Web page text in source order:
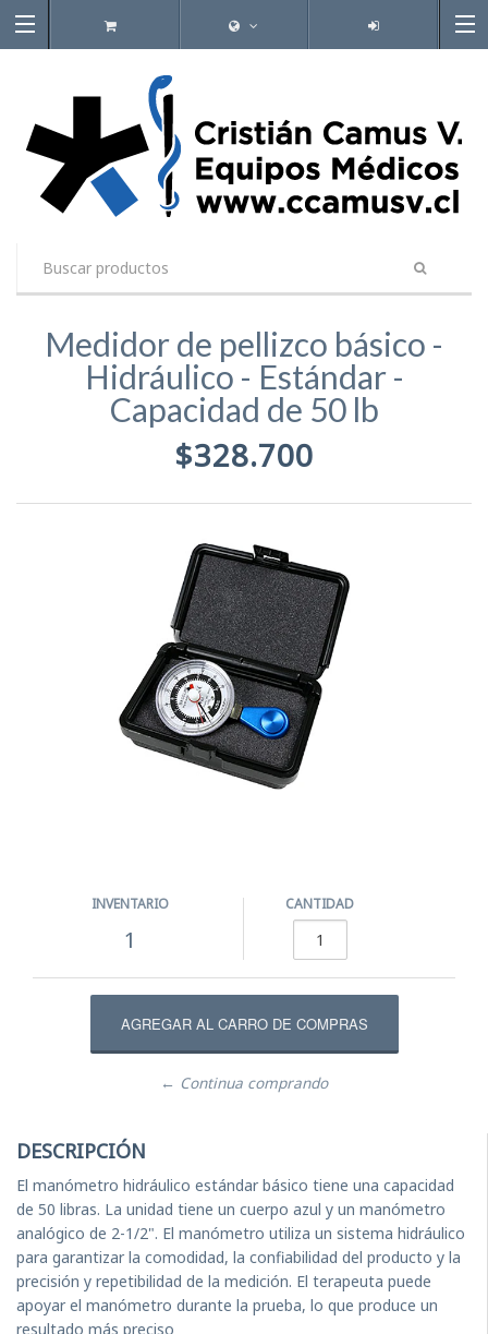
Medidor de pellizco básico -
Hidráulico - Estándar -
Capacidad de 50 lb
$328.700
INVENTARIO
1
CANTIDAD
← Continua comprando
DESCRIPCIÓN
El manómetro hidráulico estándar básico tiene una capacidad
de 50 libras. La unidad tiene un cuerpo azul y un manómetro
analógico de 2-1/2". El manómetro utiliza un sistema hidráulico
para garantizar la comodidad, la confiabilidad del producto y la
precisión y repetibilidad de la medición. El terapeuta puede
apoyar el manómetro durante la prueba, lo que produce un
resultado más preciso